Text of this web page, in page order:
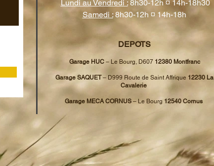
DEPOTS
Garage HUC– Le Bourg, D607 12380 Montfranc
Garage SAQUET– D999 Route de Saint Affrique 12230 La
Cavalerie
Garage MECA CORNUS – Le Bourg 12540 Cornus
Lundi au Vendredi :8h30-12h ¤ 14h-18h30
Samedi :8h30-12h ¤ 14h-18h